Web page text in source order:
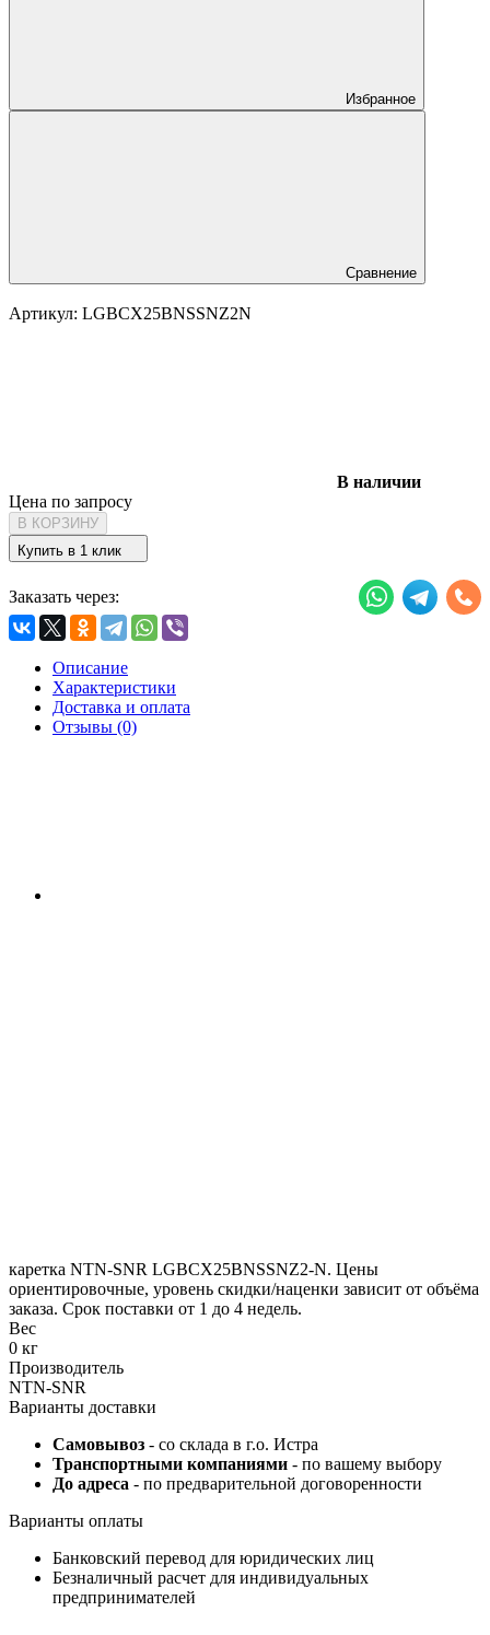
Избранное
Сравнение
Артикул: LGBCX25BNSSNZ2N
В наличии
Цена по запросу
В КОРЗИНУ
Купить в 1 клик
Заказать через:
Описание
Характеристики
Доставка и оплата
Отзывы (0)
каретка NTN-SNR LGBCX25BNSSNZ2-N. Цены
ориентировочные, уровень скидки/наценки зависит от объёма
заказа. Срок поставки от 1 до 4 недель.
Вес
0 кг
Производитель
NTN-SNR
Варианты доставки
Самовывоз - со склада в г.о. Истра
Транспортными компаниями - по вашему выбору
До адреса - по предварительной договоренности
Варианты оплаты
Банковский перевод для юридических лиц
Безналичный расчет для индивидуальных
предпринимателей